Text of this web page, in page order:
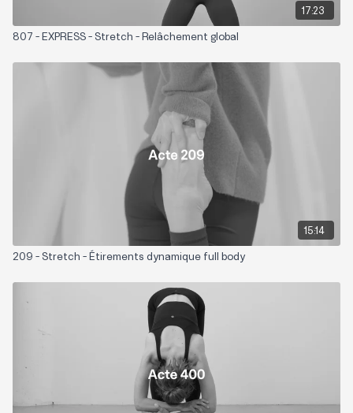
Zones sollicitées: Tout le corps avec une attention aux jambes
17:23
807 - EXPRESS - Stretch - Relâchement global
15:14
209 - Stretch - Étirements dynamique full body